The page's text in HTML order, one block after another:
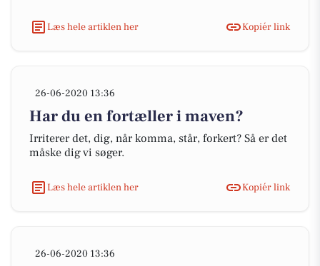
Læs hele artiklen her Kopiér link
26-06-2020 13:36
Har du en fortæller i maven?
Irriterer det, dig, når komma, står, forkert? Så er det
måske dig vi søger.
Læs hele artiklen her Kopiér link
26-06-2020 13:36